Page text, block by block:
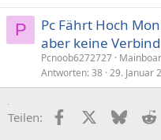
P
Pc Fährt Hoch
aber keine
Pcnoob6272727
Antworten 38 29. Januar
Teilen: FacebookX (Twitter)
Bluesky